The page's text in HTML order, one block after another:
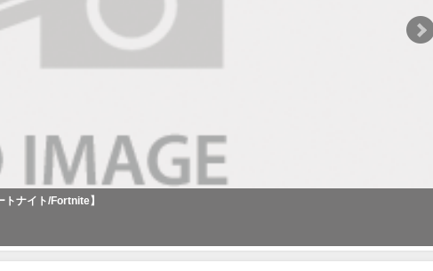
ナイト/Fortnite】